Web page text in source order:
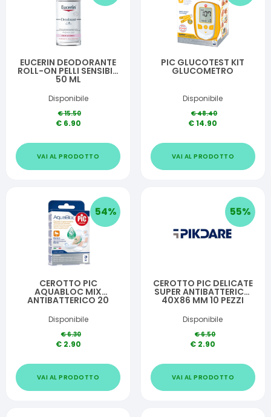
EUCERIN DEODORANTE
ROLL-ON PELLI SENSIBILI
50 ML
Disponibile
€15.50
€ 6.90
VAI AL PRODOTTO
PIC GLUCOTEST KIT
GLUCOMETRO
Disponibile
€48.40
€14.90
VAI AL PRODOTTO
54%
CEROTTO PIC
AQUABLOC MIX
ANTIBATTERICO 20
Disponibile
€6.30
€ 2.90
VAI AL PRODOTTO
55%
CEROTTO PIC DELICATE
SUPER ANTIBATTERICO
40X86 MM 10 PEZZI
Disponibile
€6.50
€ 2.90
VAI AL PRODOTTO